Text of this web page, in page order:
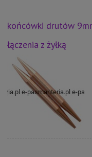
końcówki drutów
łączenia z żyłką